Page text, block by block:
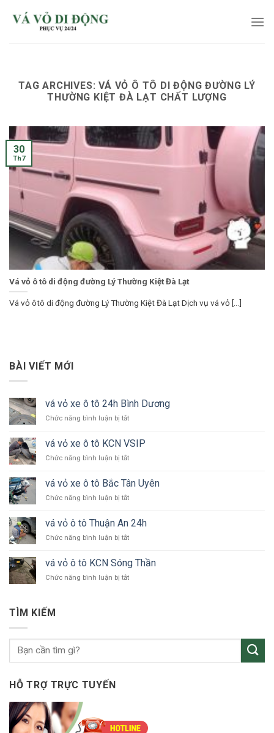
TAG ARCHIVES:VÁ VỎ Ô TÔ DI ĐỘNG ĐƯỜNG LÝ
THƯỜNG KIỆT ĐÀ LẠT CHẤT LƯỢNG
Vá vỏ ô tô di động đường Lý Thường Kiệt Đà Lạt
Vá vỏ ôtô di động đường Lý Thường Kiệt Đà Lạt Dịch vụ vá vỏ [...]
30
Th7
BÀI VIẾT MỚI
vá vỏ xe ô tô 24h Bình Dương
Chức năng bình luận bị tắtở
vỏ
xe
ô
24h
Dương
vá vỏ xe ô tô KCN VSIP
Chức năng bình luận bị tắtở
vỏ
xe
ô
KCN
vá vỏ xe ô tô Bắc Tân Uyên
Chức năng bình luận bị tắtở
vỏ
xe
ô
Bắc
Tân
Uyên
vá vỏ ô tô Thuận An 24h
Chức năng bình luận bị tắtở
ô
tô
vá vỏ ô tô KCN Sóng Thần
Chức năng bình luận bị tắtở
Sóng
TÌM KIẾM
HỖ TRỢ TRỰC TUYẾN